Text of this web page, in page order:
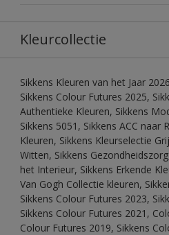
Kleurcollectie
Sikkens Kleuren van het Jaar
Sikkens Colour Futures 2025,
Authentieke Kleuren, Sikkens
Sikkens 5051, Sikkens ACC naar
Kleuren, Sikkens Kleurselectie
Witten, Sikkens
het Interieur, Sikkens Erkende
Van Gogh Collectie kleuren,
Sikkens Colour Futures 2023,
Sikkens Colour Futures 2021,
Colour Futures 2019, Sikkens